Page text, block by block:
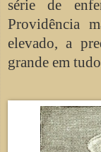
série de
Providência
elevado, a
grande em